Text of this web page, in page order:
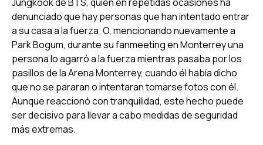
denunciado que hay personas que han intentado entrar
a su casa a la fuerza. O, mencionando nuevamente a
Park Bogum, durante su fanmeeting en Monterrey una
persona lo agarró a la fuerza mientras pasaba por los
pasillos de la Arena Monterrey, cuando él había dicho
que no se pararan o intentaran tomarse fotos con él.
Aunque reaccionó con tranquilidad, este hecho puede
ser decisivo para llevar a cabo medidas de seguridad
más extremas.